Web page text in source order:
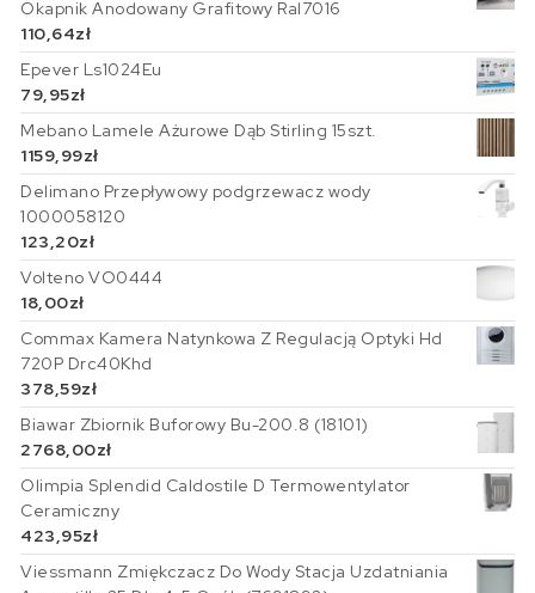
Okapnik Anodowany Grafitowy Ral7016
110,64zł
Epever Ls1024Eu
79,95zł
Mebano Lamele Ażurowe Dąb Stirling 15szt.
1159,99zł
Delimano Przepływowy podgrzewacz wody
1000058120
123,20zł
Volteno VO0444
18,00zł
Commax Kamera Natynkowa Z Regulacją Optyki Hd
720P Drc40Khd
378,59zł
Biawar Zbiornik Buforowy Bu-200.8 (18101)
2768,00zł
Olimpia Splendid Caldostile D Termowentylator
Ceramiczny
423,95zł
Viessmann Zmiękczacz Do Wody Stacja Uzdatniania